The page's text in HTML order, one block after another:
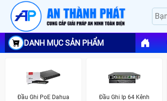
DANH MỤC SẢN PHẨM
Đầu Ghi PoE Dahua
Đầu Ghi Ip 64 Kênh